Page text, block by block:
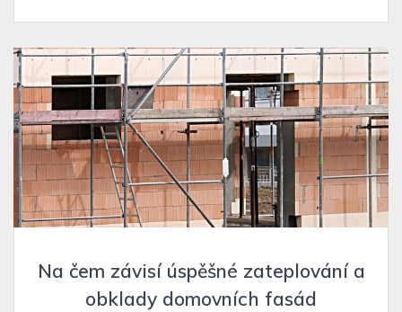
Na čem závisí úspěšné zateplování a
obklady domovních fasád